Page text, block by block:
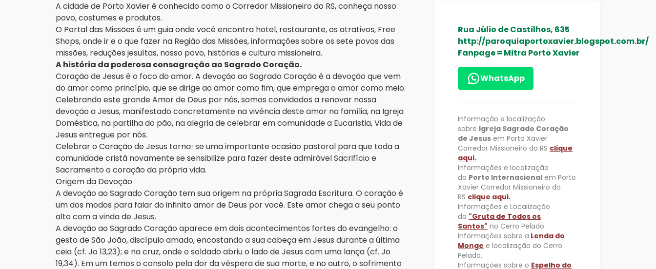
A cidade de Porto Xavier é conhecido como o Corredor Missioneiro do RS, conheça nosso
povo, costumes e produtos.
O Portal das Missões é um guia onde você encontra hotel, restaurante, os atrativos, Free
Shops, onde ir e o que fazer na Região das Missões, informações sobre os sete povos das
missões, reduções jesuítas, nosso povo, histórias e cultura missioneira.
A história da poderosa consagração ao Sagrado Coração.
Coração de Jesus é o foco do amor. A devoção ao Sagrado Coração é a devoção que vem
do amor como princípio, que se dirige ao amor como fim, que emprega o amor como meio.
Celebrando este grande Amor de Deus por nós, somos convidados a renovar nossa
devoção a Jesus, manifestado concretamente na vivência deste amor na família, na Igreja
Doméstica, na partilha do pão, na alegria de celebrar em comunidade a Eucaristia, Vida de
Jesus entregue por nós.
Celebrar o Coração de Jesus torna-se uma importante ocasião pastoral para que toda a
comunidade cristã novamente se sensibilize para fazer deste admirável Sacrifício e
Sacramento o coração da própria vida.
Origem da Devoção
A devoção ao Sagrado Coração tem sua origem na própria Sagrada Escritura. O coração é
um dos modos para falar do infinito amor de Deus por você. Este amor chega a seu ponto
alto com a vinda de Jesus.
A devoção ao Sagrado Coração aparece em dois acontecimentos fortes do evangelho: o
gesto de São João, discípulo amado, encostando a sua cabeça em Jesus durante a última
ceia (cf. Jo 13,23); e na cruz, onde o soldado abriu o lado de Jesus com uma lança (cf. Jo
19,34). Em um temos o consolo pela dor da véspera de sua morte, e no outro, o sofrimento
Rua Júlio de Castilhos, 635
http://paroquiaportoxavier.blogspot.com.br/
Fanpage = Mitra Porto Xavier
WhatsApp
Informação e localização
sobre Igreja Sagrado Coração
de Jesus em Porto Xavier
Corredor Missioneiro do RS clique
aqui.
Informações e localização
do Porto Internacional em Porto
Xavier Corredor Missioneiro do
RS clique aqui.
Informações e Localização
da "Gruta de Todos os
Santos" no Cerro Pelado.
Informações sobre a Lenda do
Monge e localização do Cerro
Pelado,
Informações sobre o Espelho do